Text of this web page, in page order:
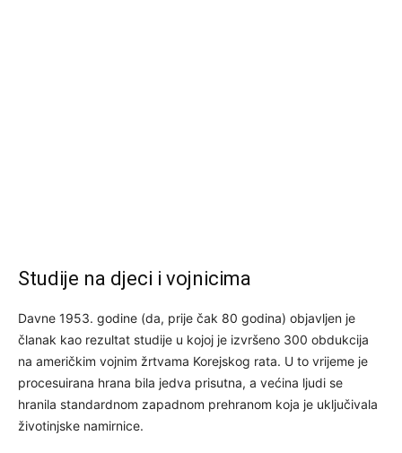
Studije na djeci i vojnicima
Davne 1953. godine (da, prije čak 80 godina) objavljen je
članak kao rezultat studije u kojoj je izvršeno 300 obdukcija
na američkim vojnim žrtvama Korejskog rata. U to vrijeme je
procesuirana hrana bila jedva prisutna, a većina ljudi se
hranila standardnom zapadnom prehranom koja je uključivala
životinjske namirnice.